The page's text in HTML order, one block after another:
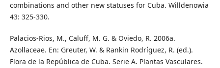
combinations and other new statuses for Cuba. Willdenowia
43: 325-330.
Palacios-Rios, M., Caluff, M. G. & Oviedo, R. 2006a.
Azollaceae. En: Greuter, W. & Rankin Rodríguez, R. (ed.).
Flora de la República de Cuba. Serie A. Plantas Vasculares.